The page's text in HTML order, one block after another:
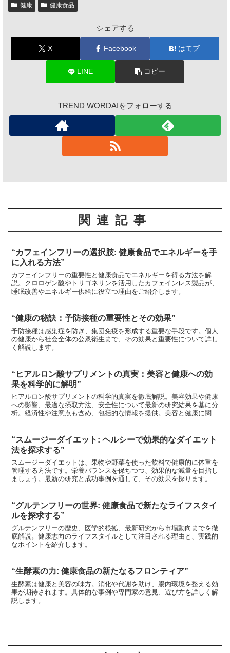
健康 健康食品
シェアする
X Facebook はてブ
LINE コピー
TREND WORDAIをフォローする
関連記事
“カフェインフリーの選択肢: 健康食品でエネルギーを手
に入れる方法”
カフェインフリーの重要性と健康食品でエネルギーを得る方法を解
説。クロロゲン酸やトリゴネリンを活用したカフェインレス製品が、
睡眠改善やエネルギー供給に役立つ理由をご紹介します。
“健康の秘訣：予防接種の重要性とその効果”
予防接種は感染症を防ぎ、集団免疫を形成する重要な手段です。個人
の健康から社会全体の公衆衛生まで、その効果と重要性について詳し
く解説します。
“ヒアルロン酸サプリメントの真実：美容と健康への効
果を科学的に解明”
ヒアルロン酸サプリメントの科学的真実を徹底解説。美容効果や健康
への影響、最適な摂取方法、安全性について最新の研究結果を基に分
析。経済性や注意点も含め、包括的な情報を提供。美容と健康に関心
“スムージーダイエット: ヘルシーで効果的なダイエット
法を探求する”
スムージーダイエットは、果物や野菜を使った飲料で健康的に体重を
管理する方法です。栄養バランスを保ちつつ、効果的な減量を目指し
ましょう。最新の研究と成功事例を通して、その効果を探ります。
“グルテンフリーの世界: 健康食品で新たなライフスタイ
ルを探求する”
グルテンフリーの歴史、医学的根拠、最新研究から市場動向までを徹
底解説。健康志向のライフスタイルとして注目される理由と、実践的
なポイントを紹介します。
“生酵素の力: 健康食品の新たなるフロンティア”
生酵素は健康と美容の味方。消化や代謝を助け、腸内環境を整える効
果が期待されます。具体的な事例や専門家の意見、選び方を詳しく解
説します。